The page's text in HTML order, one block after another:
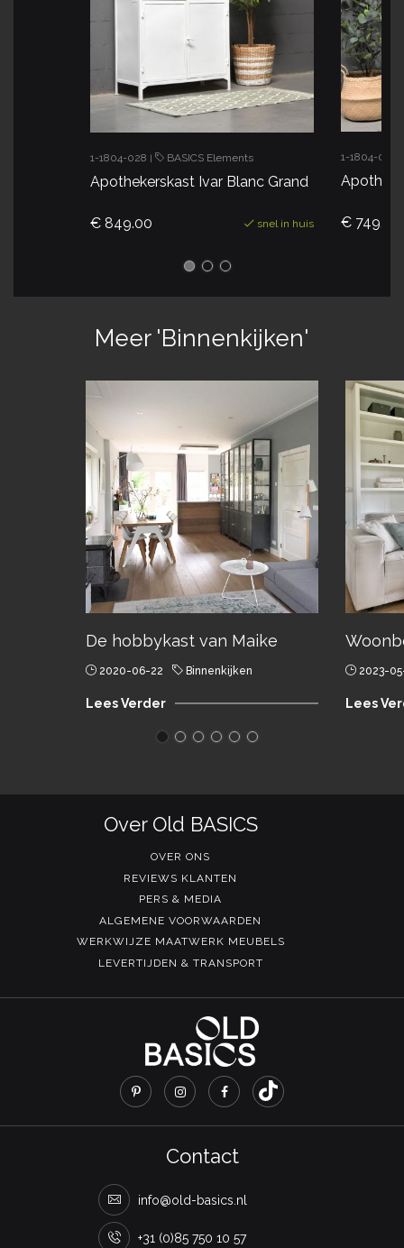
1-1804-028 BASICS Elements
Apothekerskast Ivar Blanc Grand
€ 849.00 snel in huis
1-1804-027
€ 749.00
Meer 'Binnenkijken'
De hobbykast van Maike
2020-06-22 Binnenkijken
Lees Verder
2023-
Lees
Over Old BASICS
OVER ONS
REVIEWS KLANTEN
PERS & MEDIA
ALGEMENE VOORWAARDEN
WERKWIJZE MAATWERK MEUBELS
LEVERTIJDEN & TRANSPORT
Contact
info@old-basics.nl
+31 (0)85 750 10 57